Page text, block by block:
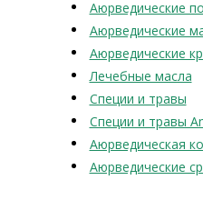
Аюрведические
Аюрведические
Аюрведические
Лечебные масла
Специи и травы
Специи и травы
Аюрведическая
Аюрведические